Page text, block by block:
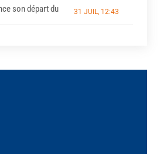
son départ du
31 JUIL, 12:43